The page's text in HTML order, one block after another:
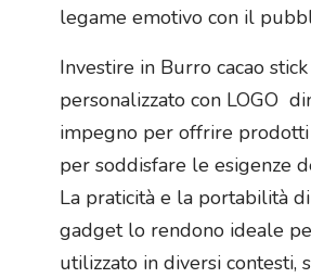
legame emotivo con il
Investire in Burro cacao stick
personalizzato con LOGO
impegno per offrire
per soddisfare le esigenze
La praticità e la portabilità
gadget lo rendono ideale
utilizzato in diversi contesti,